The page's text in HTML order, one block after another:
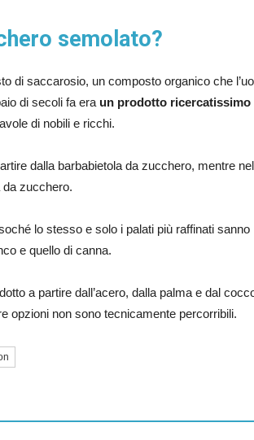
semolato?
di saccarosio, un composto organico che
di secoli fa era un prodotto ricercatissimo
di nobili e ricchi.
dalla barbabietola da zucchero, mentre
zucchero.
lo stesso e solo i palati più raffinati sanno
e quello di canna.
a partire dall’acero, dalla palma e dal
opzioni non sono tecnicamente percorribili.